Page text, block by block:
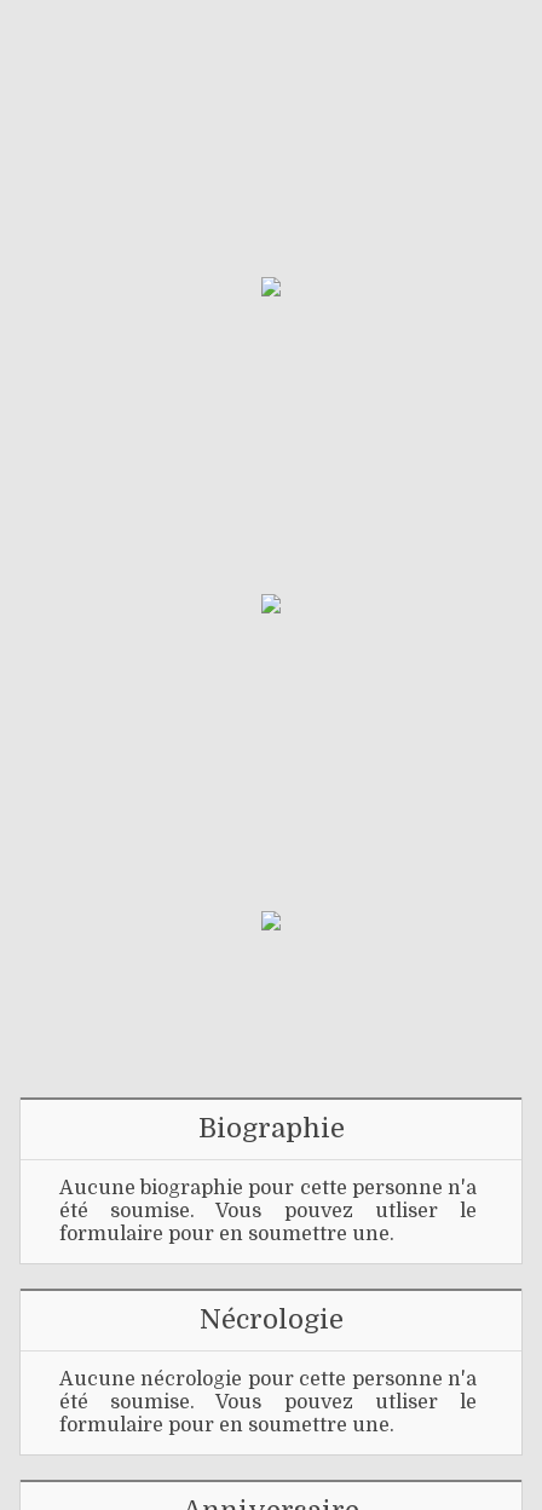
Biographie
Aucune biographie pour cette personne n'a
été soumise. Vous pouvez utliser le
formulaire pour en soumettre une.
Nécrologie
Aucune nécrologie pour cette personne n'a
été soumise. Vous pouvez utliser le
formulaire pour en soumettre une.